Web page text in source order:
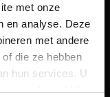
met onze
en analyse. Deze
met andere
die ze hebben
hun services. U
website blijft